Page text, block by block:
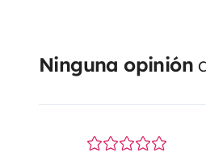
Ninguna opinión